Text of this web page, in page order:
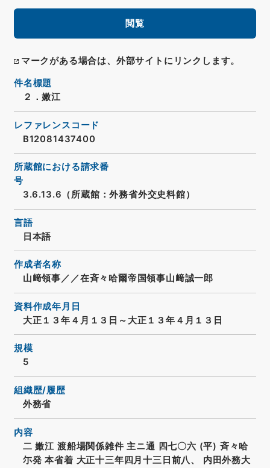
閲覧
マークがある場合は、外部サイトにリンクします。
件名標題
２．嫩江
レファレンスコード
B12081437400
所蔵館における請求番
号
3.6.13.6（所蔵館：外務省外交史料館）
言語
日本語
作成者名称
山﨑領事／／在斉々哈爾帝国領事山﨑誠一郎
資料作成年月日
大正１３年４月１３日～大正１３年４月１３日
規模
5
組織歴/履歴
外務省
内容
二 嫩江 渡船場関係雑件 主ニ通 四七〇六 (平) 斉々哈
尓発 本省着 大正十三年四月十三日前八、 内田外務大